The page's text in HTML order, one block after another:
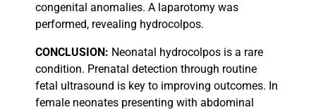
congenital anomalies. A laparotomy was
performed, revealing hydrocolpos.
CONCLUSION: Neonatal hydrocolpos is a rare
condition. Prenatal detection through routine
fetal ultrasound is key to improving outcomes. In
female neonates presenting with abdominal